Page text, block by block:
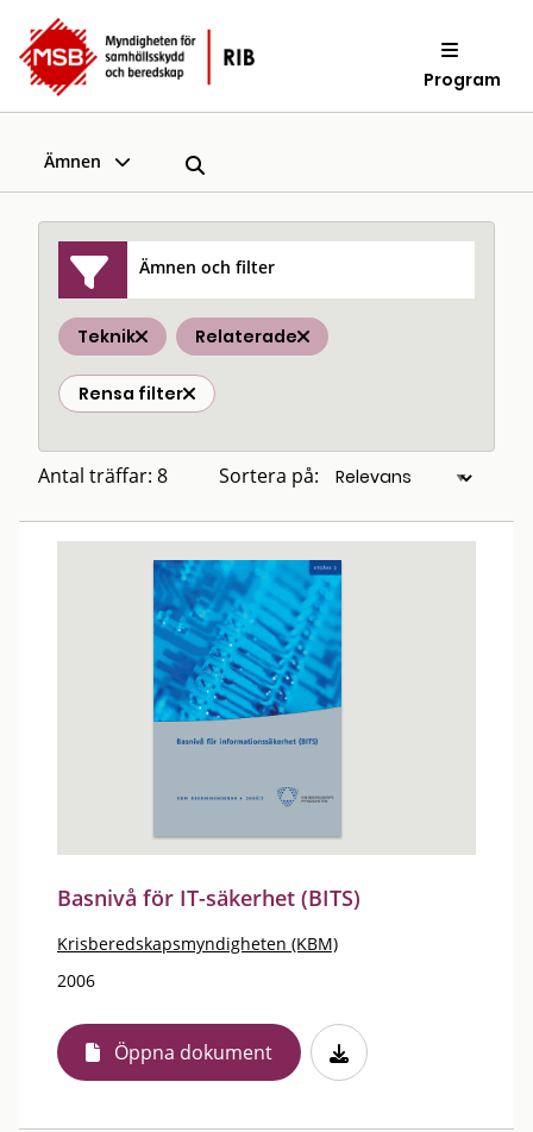
Program
Ämnen
Ämnen och filter
Teknik Relaterade
Rensa filter
Antal träffar: 8 Sortera på:
Basnivå för IT-säkerhet (BITS)
Krisberedskapsmyndigheten (KBM)
2006
Öppna dokument